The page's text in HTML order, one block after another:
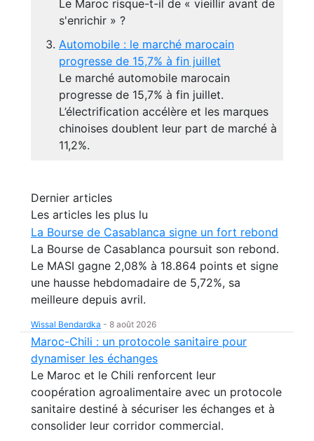
Le Maroc risque-t-il de « vieillir avant de
s'enrichir » ?
Automobile : le marché marocain
progresse de 15,7% à fin juillet
Le marché automobile marocain
progresse de 15,7% à fin juillet.
L’électrification accélère et les marques
chinoises doublent leur part de marché à
11,2%.
Dernier articles
Les articles les plus lu
La Bourse de Casablanca signe un fort rebond
La Bourse de Casablanca poursuit son rebond.
Le MASI gagne 2,08% à 18.864 points et signe
une hausse hebdomadaire de 5,72%, sa
meilleure depuis avril.
Wissal Bendardka - 8 août 2026
Maroc-Chili : un protocole sanitaire pour
dynamiser les échanges
Le Maroc et le Chili renforcent leur
coopération agroalimentaire avec un protocole
sanitaire destiné à sécuriser les échanges et à
consolider leur corridor commercial.